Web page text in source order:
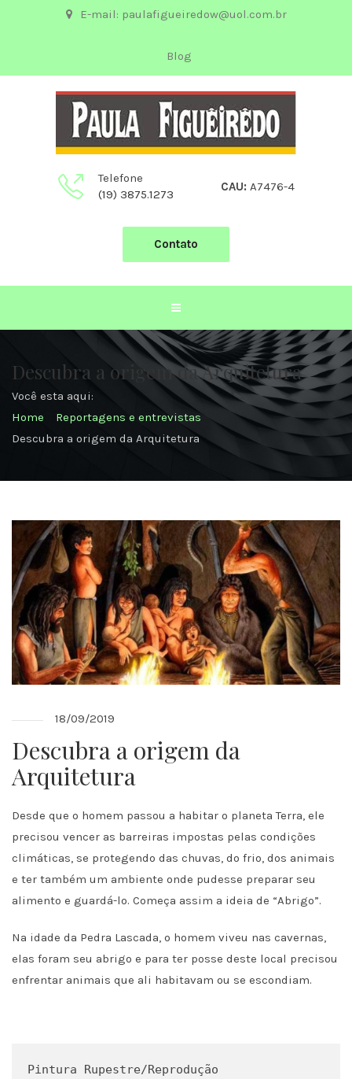
E-mail: paulafigueiredow@uol.com.br
Blog
Telefone
(19) 3875.1273
CAU: A7476-4
Contato
Descubra a origem da Arquitetura
Você esta aqui:
Home
Reportagens e entrevistas
Descubra a origem da Arquitetura
18/09/2019
Descubra a origem da
Arquitetura
Desde que o homem passou a habitar o planeta Terra, ele
precisou vencer as barreiras impostas pelas condições
climáticas, se protegendo das chuvas, do frio, dos animais
e ter também um ambiente onde pudesse preparar seu
alimento e guardá-lo. Começa assim a ideia de “Abrigo”.
Na idade da Pedra Lascada, o homem viveu nas cavernas,
elas foram seu abrigo e para ter posse deste local precisou
enfrentar animais que ali habitavam ou se escondiam.
Pintura Rupestre/Reprodução